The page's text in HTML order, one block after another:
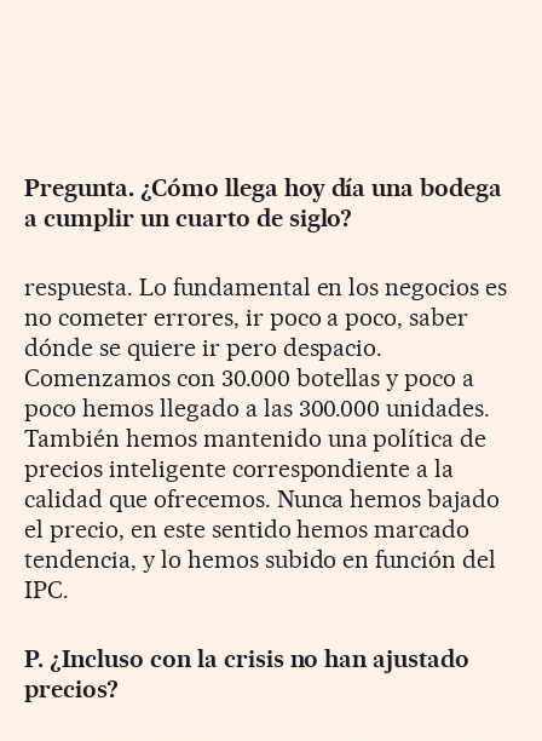
Pregunta. ¿Cómo llega hoy día una bodega
a cumplir un cuarto de siglo?
respuesta. Lo fundamental en los negocios es
no cometer errores, ir poco a poco, saber
dónde se quiere ir pero despacio.
Comenzamos con 30.000 botellas y poco a
poco hemos llegado a las 300.000 unidades.
También hemos mantenido una política de
precios inteligente correspondiente a la
calidad que ofrecemos. Nunca hemos bajado
el precio, en este sentido hemos marcado
tendencia, y lo hemos subido en función del
IPC.
P. ¿Incluso con la crisis no han ajustado
precios?